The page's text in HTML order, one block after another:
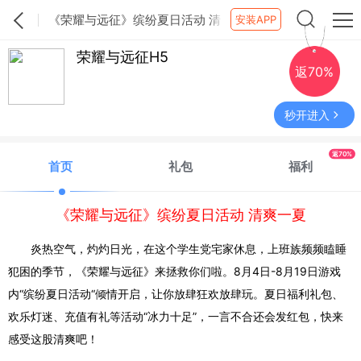
《荣耀与远征》缤纷夏日活动 清
爽一夏
安装APP
荣耀与远征H5
返70%
秒开进入
首页 礼包 福利
返70%
《荣耀与远征》缤纷夏日活动 清爽一夏
炎热空气，灼灼日光，在这个学生党宅家休息，上班族频频瞌睡
犯困的季节，《荣耀与远征》来拯救你们啦。 8月4日-8月19日游戏
内“缤纷夏日活动“倾情开启，让你放肆狂欢放肆玩。夏日福利礼包、
欢乐灯迷、充值有礼等活动“冰力十足”，一言不合还会发红包，快来
感受这股清爽吧！